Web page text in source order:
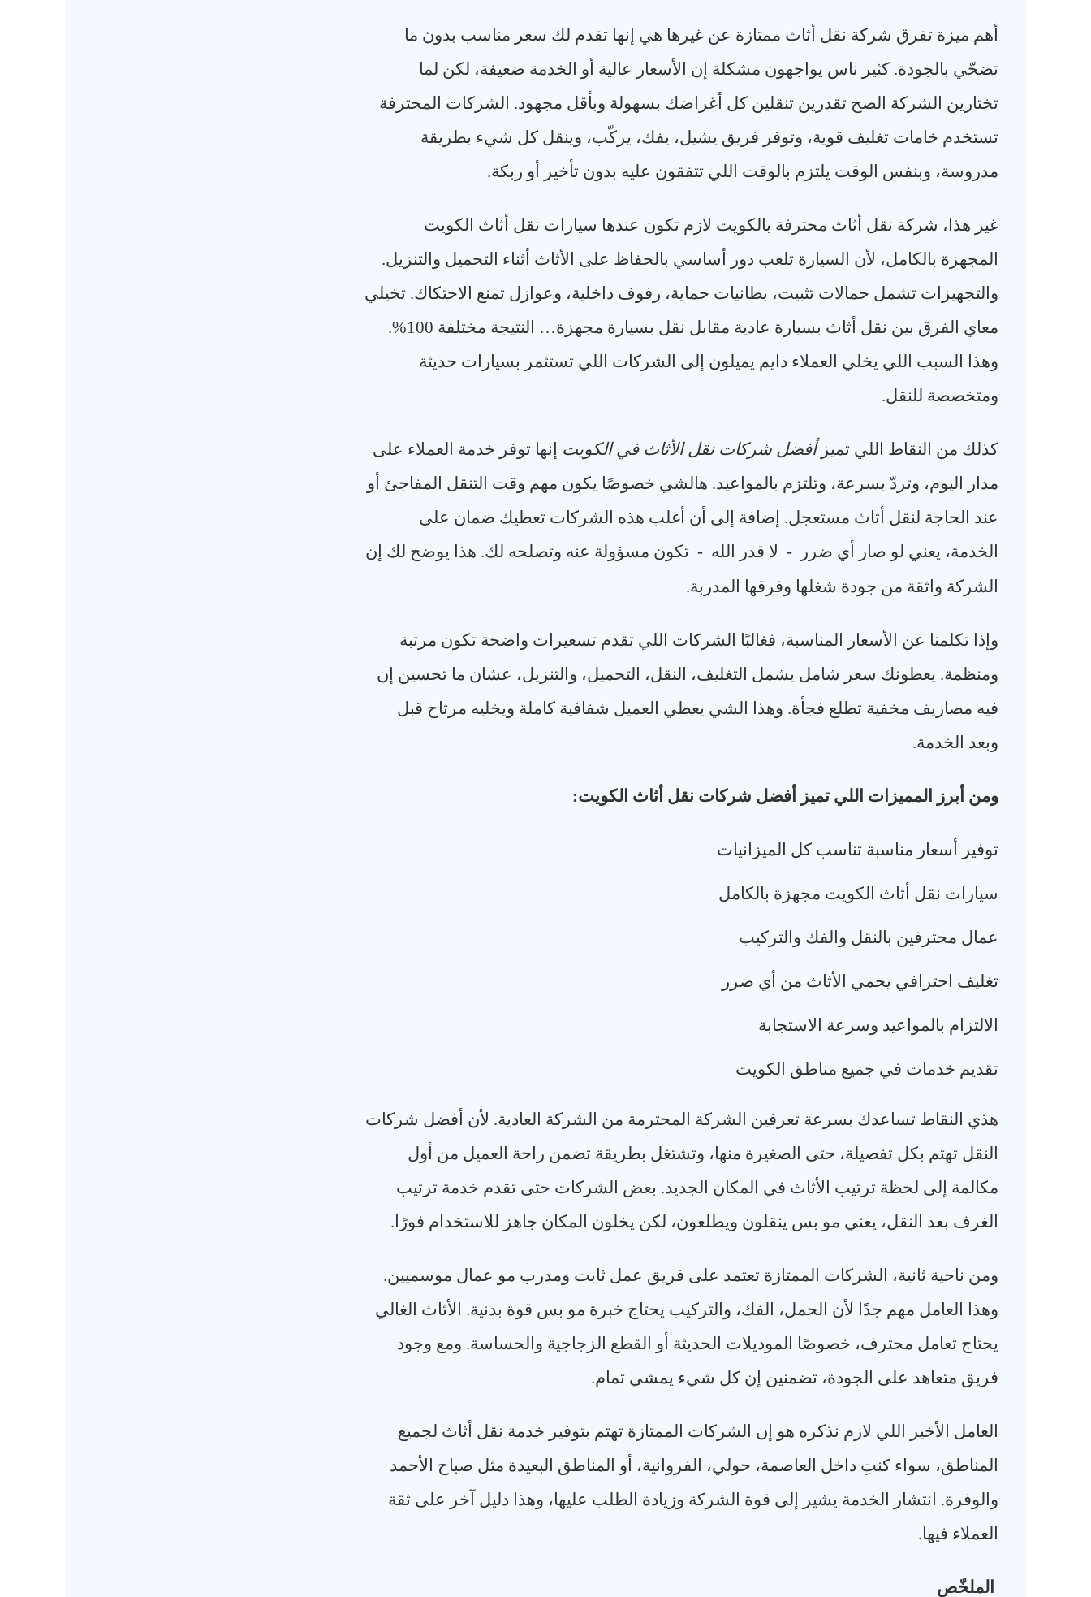
أهم ميزة تفرق شركة نقل أثاث ممتازة عن غيرها هي إنها تقدم لك سعر مناسب بدون ما
تضحّي بالجودة. كثير ناس يواجهون مشكلة إن الأسعار عالية أو الخدمة ضعيفة، لكن لما
تختارين الشركة الصح تقدرين تنقلين كل أغراضك بسهولة وبأقل مجهود. الشركات المحترفة
تستخدم خامات تغليف قوية، وتوفر فريق يشيل، يفك، يركّب، وينقل كل شيء بطريقة
مدروسة، وبنفس الوقت يلتزم بالوقت اللي تتفقون عليه بدون تأخير أو ربكة.
غير هذا، شركة نقل أثاث محترفة بالكويت لازم تكون عندها سيارات نقل أثاث الكويت
المجهزة بالكامل، لأن السيارة تلعب دور أساسي بالحفاظ على الأثاث أثناء التحميل والتنزيل.
والتجهيزات تشمل حمالات تثبيت، بطانيات حماية، رفوف داخلية، وعوازل تمنع الاحتكاك. تخيلي
معاي الفرق بين نقل أثاث بسيارة عادية مقابل نقل بسيارة مجهزة… النتيجة مختلفة 100%.
وهذا السبب اللي يخلي العملاء دايم يميلون إلى الشركات اللي تستثمر بسيارات حديثة
ومتخصصة للنقل.
كذلك من النقاط اللي تميزأفضل شركات نقل الأثاث في الكويت إنها توفر خدمة العملاء على
مدار اليوم، وتردّ بسرعة، وتلتزم بالمواعيد. هالشي خصوصًا يكون مهم وقت التنقل المفاجئ أو
عند الحاجة لنقل أثاث مستعجل. إضافة إلى أن أغلب هذه الشركات تعطيك ضمان على
الخدمة، يعني لو صار أي ضرر
- لا قدر الله - تكون مسؤولة عنه وتصلحه لك. هذا يوضح لك إن
الشركة واثقة من جودة شغلها وفرقها المدربة.
وإذا تكلمنا عن الأسعار المناسبة، فغالبًا الشركات اللي تقدم تسعيرات واضحة تكون مرتبة
ومنظمة. يعطونك سعر شامل يشمل التغليف، النقل، التحميل، والتنزيل، عشان ما تحسين إن
فيه مصاريف مخفية تطلع فجأة. وهذا الشي يعطي العميل شفافية كاملة ويخليه مرتاح قبل
وبعد الخدمة.
ومن أبرز المميزات اللي تميز أفضل شركات نقل أثاث الكويت:
توفير أسعار مناسبة تناسب كل الميزانيات
سيارات نقل أثاث الكويت مجهزة بالكامل
عمال محترفين بالنقل والفك والتركيب
تغليف احترافي يحمي الأثاث من أي ضرر
الالتزام بالمواعيد وسرعة الاستجابة
تقديم خدمات في جميع مناطق الكويت
هذي النقاط تساعدك بسرعة تعرفين الشركة المحترمة من الشركة العادية. لأن أفضل شركات
النقل تهتم بكل تفصيلة، حتى الصغيرة منها، وتشتغل بطريقة تضمن راحة العميل من أول
مكالمة إلى لحظة ترتيب الأثاث في المكان الجديد. بعض الشركات حتى تقدم خدمة ترتيب
الغرف بعد النقل، يعني مو بس ينقلون ويطلعون، لكن يخلون المكان جاهز للاستخدام فورًا .
ومن ناحية ثانية، الشركات الممتازة تعتمد على فريق عمل ثابت ومدرب مو عمال موسميين.
وهذا العامل مهم جدًا لأن الحمل، الفك، والتركيب يحتاج خبرة مو بس قوة بدنية. الأثاث الغالي
يحتاج تعامل محترف، خصوصًا الموديلات الحديثة أو القطع الزجاجية والحساسة. ومع وجود
فريق متعاهد على الجودة، تضمنين إن كل شيء يمشي تمام.
العامل الأخير اللي لازم نذكره هو إن الشركات الممتازة تهتم بتوفير خدمة نقل أثاث لجميع
المناطق، سواء كنتِ داخل العاصمة، حولي، الفروانية، أو المناطق البعيدة مثل صباح الأحمد
والوفرة. انتشار الخدمة يشير إلى قوة الشركة وزيادة الطلب عليها، وهذا دليل آخر على ثقة
العملاء فيها.
الملخّص